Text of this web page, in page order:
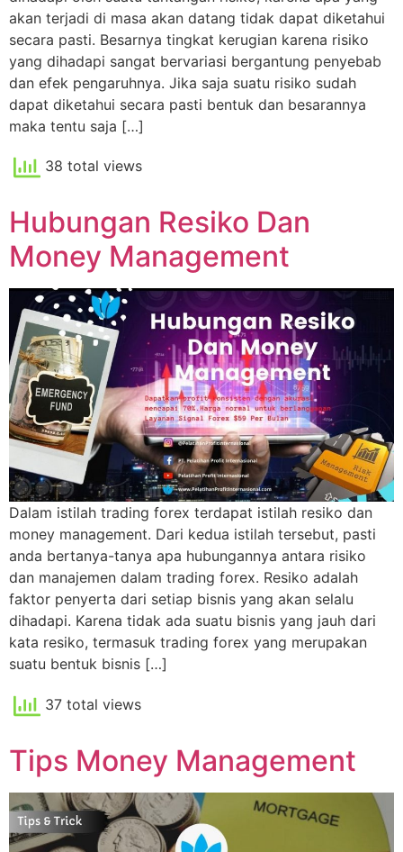
akan terjadi di masa akan datang tidak dapat diketahui
secara pasti. Besarnya tingkat kerugian karena risiko
yang dihadapi sangat bervariasi bergantung penyebab
dan efek pengaruhnya. Jika saja suatu risiko sudah
dapat diketahui secara pasti bentuk dan besarannya
maka tentu saja […]
38 total views
Hubungan Resiko Dan
Money Management
Dalam istilah trading forex terdapat istilah resiko dan
money management. Dari kedua istilah tersebut, pasti
anda bertanya-tanya apa hubungannya antara risiko
dan manajemen dalam trading forex. Resiko adalah
faktor penyerta dari setiap bisnis yang akan selalu
dihadapi. Karena tidak ada suatu bisnis yang jauh dari
kata resiko, termasuk trading forex yang merupakan
suatu bentuk bisnis […]
37 total views
Tips Money Management